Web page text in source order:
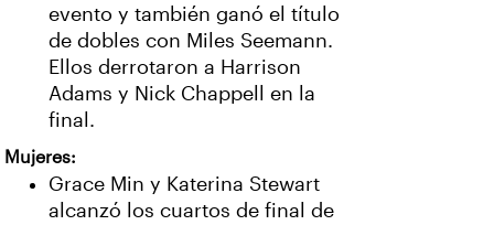
evento y también ganó el título
de dobles con Miles Seemann.
Ellos derrotaron a Harrison
Adams y Nick Chappell en la
final.
Mujeres:
Grace Min y Katerina Stewart
alcanzó los cuartos de final de